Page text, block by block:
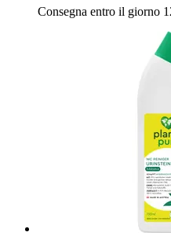
Consegna entro il giorno